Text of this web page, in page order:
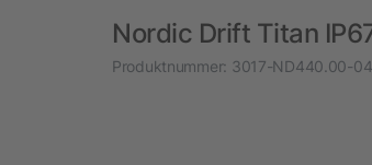
Nordic Drift Titan
Produktnummer: 3017-ND440.00-